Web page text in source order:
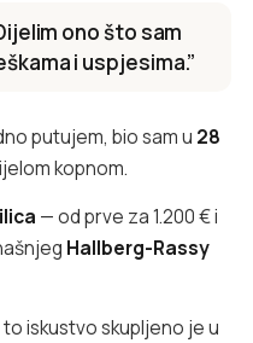
ono što sam
i uspjesima.”
putujem, bio sam u 28
kopnom.
— od prve za 1.200 € i
Hallberg-Rassy
iskustvo skupljeno je u